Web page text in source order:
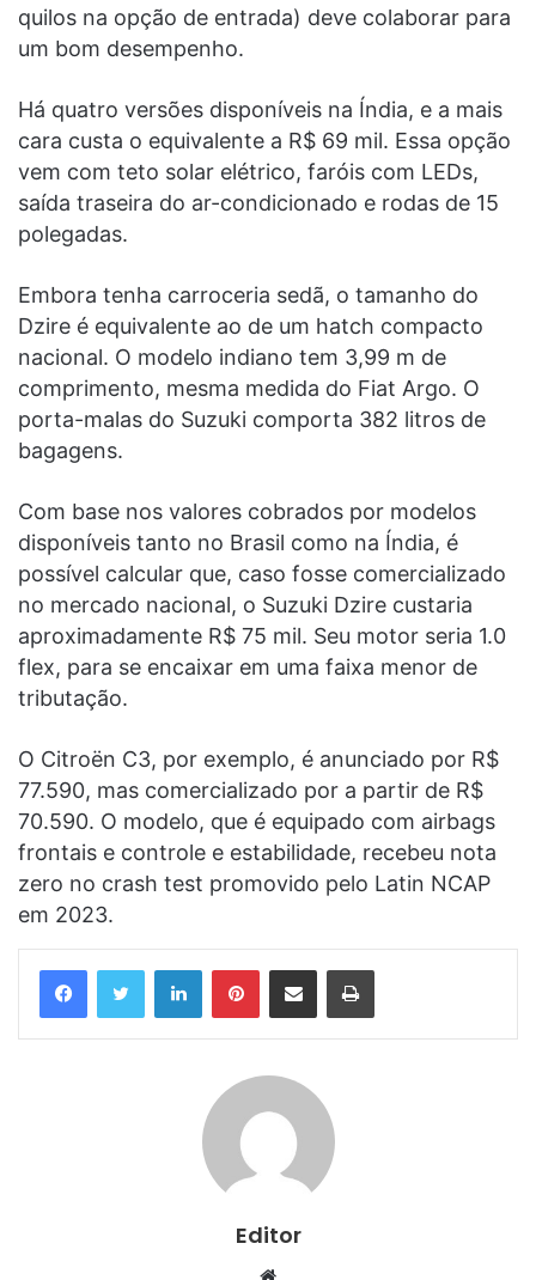
quilos na opção de entrada) deve colaborar para
um bom desempenho.
Há quatro versões disponíveis na Índia, e a mais
cara custa o equivalente a R$ 69 mil. Essa opção
vem com teto solar elétrico, faróis com LEDs,
saída traseira do ar-condicionado e rodas de 15
polegadas.
Embora tenha carroceria sedã, o tamanho do
Dzire é equivalente ao de um hatch compacto
nacional. O modelo indiano tem 3,99 m de
comprimento, mesma medida do Fiat Argo. O
porta-malas do Suzuki comporta 382 litros de
bagagens.
Com base nos valores cobrados por modelos
disponíveis tanto no Brasil como na Índia, é
possível calcular que, caso fosse comercializado
no mercado nacional, o Suzuki Dzire custaria
aproximadamente R$ 75 mil. Seu motor seria 1.0
flex, para se encaixar em uma faixa menor de
tributação.
O Citroën C3, por exemplo, é anunciado por R$
77.590, mas comercializado por a partir de R$
70.590. O modelo, que é equipado com airbags
frontais e controle e estabilidade, recebeu nota
zero no crash test promovido pelo Latin NCAP
em 2023.
LinkedinPinterestCompartilhar via e-mail Imprimir
Editor
Website